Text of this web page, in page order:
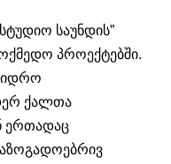
საუნდის”
პროექტებში.
ქალთა
ერთადაც